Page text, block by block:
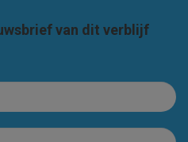
van dit verblijf